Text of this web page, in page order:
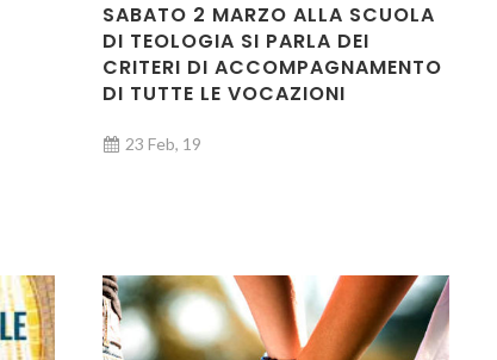
SABATO 2 MARZO ALLA SCUOLA
DI TEOLOGIA SI PARLA DEI
CRITERI DI ACCOMPAGNAMENTO
DI TUTTE LE VOCAZIONI
23 Feb, 19